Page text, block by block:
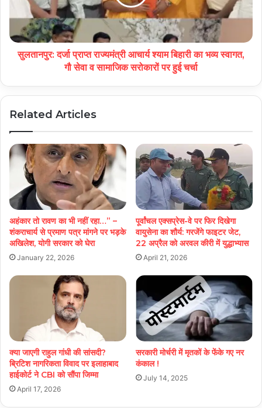
सुलतानपुर: दर्जा प्राप्त राज्यमंत्री आचार्य श्याम बिहारी का भव्य स्वागत,
गौ सेवा व सामाजिक सरोकारों पर हुई चर्चा
Related Articles
अहंकार तो रावण का भी नहीं रहा…” –
शंकराचार्य से प्रमाण पत्र मांगने पर भड़के
अखिलेश, योगी सरकार को घेरा
January 22, 2026
पूर्वांचल एक्सप्रेस-वे पर फिर दिखेगा
वायुसेना का शौर्य: गरजेंगे फाइटर जेट,
22 अप्रैल को अरवल कीरी में युद्धाभ्यास
April 21, 2026
क्या जाएगी राहुल गांधी की सांसदी?
ब्रिटिश नागरिकता विवाद पर इलाहाबाद
हाईकोर्ट ने CBI को सौंपा जिम्मा
April 17, 2026
सरकारी मोर्चरी में मृतकों के फेंके गए नर
कंकाल !
July 14, 2025